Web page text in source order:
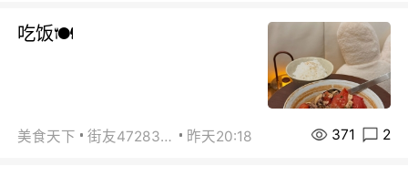
吃饭🍽️
美食天下 街友472838572 昨天20:18 371 2